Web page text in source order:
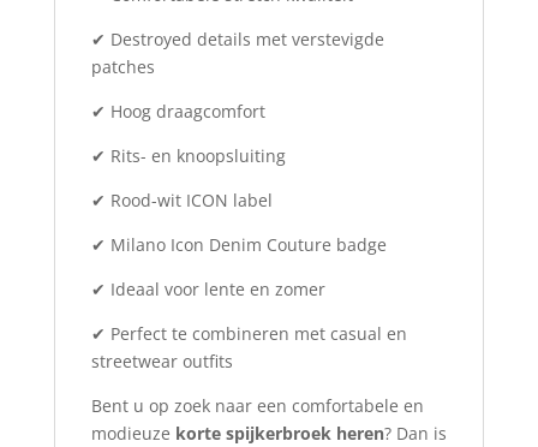
✔ Destroyed details met verstevigde
patches
✔ Hoog draagcomfort
✔ Rits- en knoopsluiting
✔ Rood-wit ICON label
✔ Milano Icon Denim Couture badge
✔ Ideaal voor lente en zomer
✔ Perfect te combineren met casual en
streetwear outfits
Bent u op zoek naar een comfortabele en
modieuze korte spijkerbroek heren? Dan is